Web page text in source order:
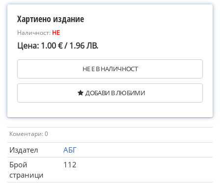
Хартиено издание
Наличност: НЕ
Цена: 1.00 € / 1.96 ЛВ.
НЕ Е В НАЛИЧНОСТ
ДОБАВИ В ЛЮБИМИ
Коментари: 0
Издател
АБГ
Брой
страници
112